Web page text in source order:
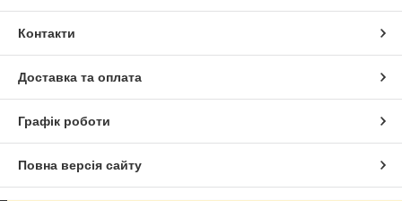
Контакти
Доставка та оплата
Графік роботи
Повна версія сайту